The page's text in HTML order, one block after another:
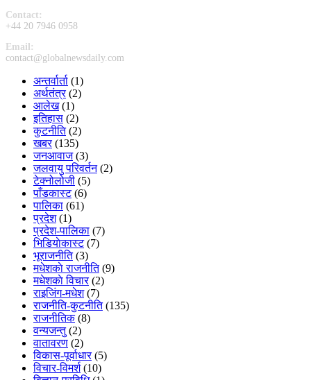
Contact:
+44 20 7946 0958
Email:
contact@globalnewsdaily.com
अन्तर्वार्ता (1)
अर्थतंत्र(2)
आलेख(1)
इतिहास (2)
कुटनीति(2)
खबर(135)
जनआवाज(3)
जलवायु परिवर्तन(2)
टेक्नोलोजी (5)
पाँडकास्ट(6)
पालिका (61)
प्रदेश(1)
प्रदेश-पालिका (7)
भिडियाेकास्ट(7)
भूराजनीति(3)
मधेशकाे राजनीति(9)
मधेशकाे विचार(2)
राइजिंग-मधेश(7)
राजनीति-कुटनीति(135)
राजनीतिक(8)
वन्यजन्तु(2)
वातावरण (2)
विकास-पूर्वाधार(5)
विचार-विमर्श(10)